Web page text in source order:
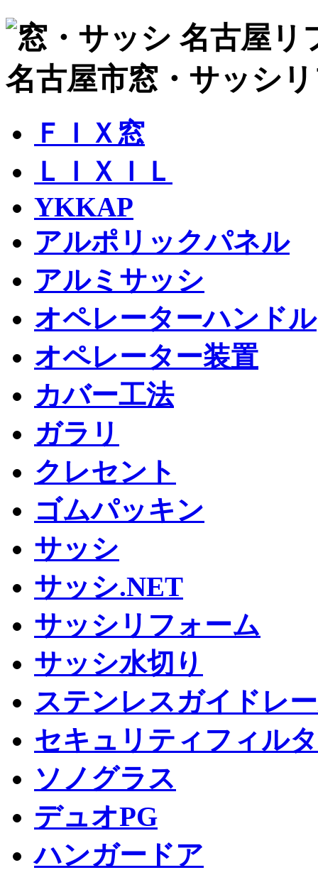
ＦＩＸ窓
ＬＩＸＩＬ
YKKAP
アルポリックパネル
アルミサッシ
オペレーターハンドル
オペレーター装置
カバー工法
ガラリ
クレセント
ゴムパッキン
サッシ
サッシ.NET
サッシリフォーム
サッシ水切り
ステンレスガイドレ
セキュリティフィル
ソノグラス
デュオPG
ハンガードア